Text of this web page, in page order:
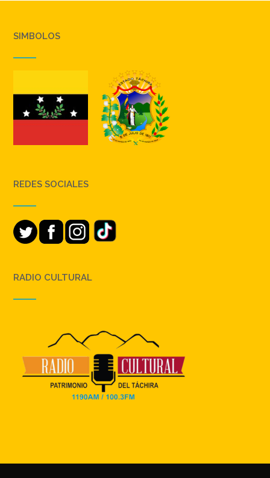
SIMBOLOS
REDES SOCIALES
RADIO CULTURAL